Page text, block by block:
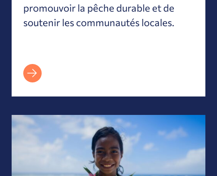
promouvoir la pêche durable et de
soutenir les communautés locales.
Faire un don